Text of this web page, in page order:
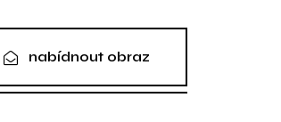
nabídnout obraz